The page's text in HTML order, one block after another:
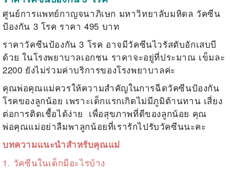
ศูนย์การแพทย์กาญจนาภิเษก มหาวิทยาลับมหิดล วัคซีน
ป้องกัน 3 โรค ราคา 495 บาท
ราคาวัคซีนป้องกัน 3 โรค อาจมีวัคซีนไวรัสตับอักเสบบี
ด้วย ในโรงพยาบาลเอกชน ราคาจะอยู่ที่ประมาณ เข็มละ
2200 ยังไม่ร่วมค่าบริการของโรงพยาบาลค่ะ
คุณพ่อคุณแม่ควรให้ความสำคัญในการฉีดวัคซีนป้องกัน
โรคของลูกน้อย เพราะเด็กแรกเกิดไม่มีภูมิต้านทาน เสี่ยง
ต่อการติดเชื้อได้ง่าย เพื่อสุขภาพที่ดีของลูกน้อย คุณ
พ่อคุณแม่อย่าลืมพาลูกน้อยที่เรารักไปรับวัคซีนนะคะ
บทความแนะนำสำหรับคุณแม่
1. วัคซีนในเด็กมีอะไรบ้าง